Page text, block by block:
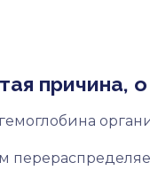
причина,